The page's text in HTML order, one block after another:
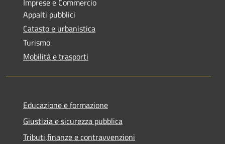
Imprese e Commercio
Appalti pubblici
Catasto e urbanistica
Turismo
Mobilità e trasporti
Educazione e formazione
Giustizia e sicurezza pubblica
Tributi,finanze e contravvenzioni